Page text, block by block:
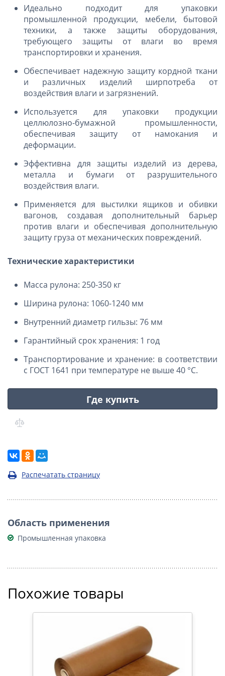
Идеально подходит для упаковки
промышленной продукции, мебели, бытовой
техники, а также защиты оборудования,
требующего защиты от влаги во время
транспортировки и хранения.
Обеспечивает надежную защиту кордной ткани
и различных изделий ширпотреба от
воздействия влаги и загрязнений.
Используется для упаковки продукции
целлюлозно-бумажной промышленности,
обеспечивая защиту от намокания и
деформации.
Эффективна для защиты изделий из дерева,
металла и бумаги от разрушительного
воздействия влаги.
Применяется для выстилки ящиков и обивки
вагонов, создавая дополнительный барьер
против влаги и обеспечивая дополнительную
защиту груза от механических повреждений.
Технические характеристики
Масса рулона: 250-350 кг
Ширина рулона: 1060-1240 мм
Внутренний диаметр гильзы: 76 мм
Гарантийный срок хранения: 1 год
Транспортирование и хранение: в соответствии
с ГОСТ 1641 при температуре не выше 40 °C.
Где купить
Распечатать страницу
Область применения
Промышленная упаковка
Похожие товары